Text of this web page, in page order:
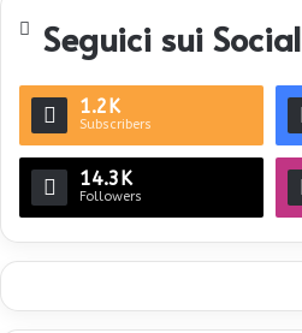
Seguici sui Social
1.2K
Subscribers
14.3K
Followers